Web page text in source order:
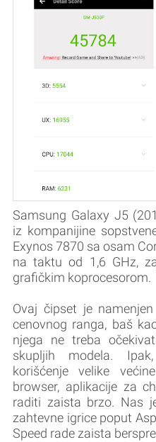
Samsung Galaxy J5
iz kompanijine
Exynos 7870 sa osam
na taktu od 1,6 GHz,
grafičkim koprocesorom.
Ovaj čipset je
cenovnog ranga, baš
njega ne treba
skupljih modela.
korišćenje velike
browser, aplikacije za
raditi zaista brzo. Nas
zahtevne igrice poput
Speed rade zaista